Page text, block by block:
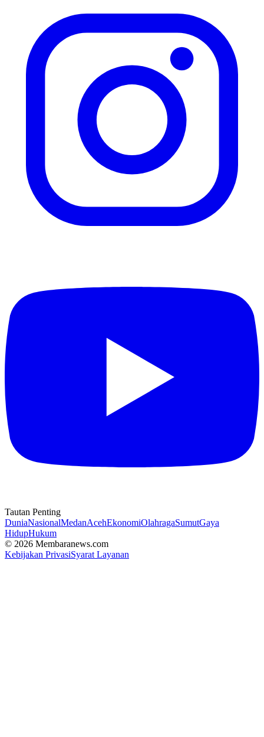
Tautan Penting
DuniaNasionalMedanAcehEkonomiOlahragaSumutGaya
HidupHukum
© 2026 Membaranews.com
Kebijakan PrivasiSyarat Layanan